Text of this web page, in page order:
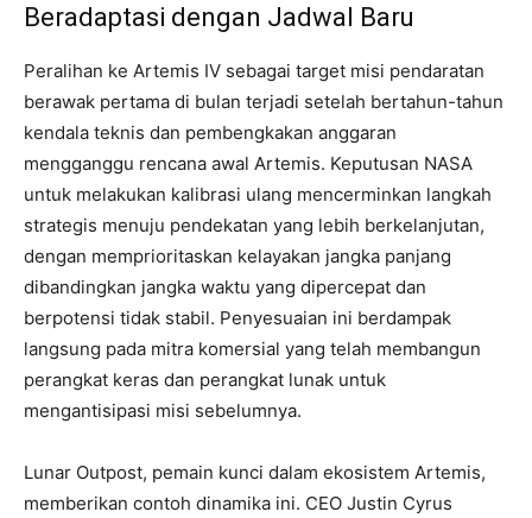
Beradaptasi dengan Jadwal Baru
Peralihan ke Artemis IV sebagai target misi pendaratan
berawak pertama di bulan terjadi setelah bertahun-tahun
kendala teknis dan pembengkakan anggaran
mengganggu rencana awal Artemis. Keputusan NASA
untuk melakukan kalibrasi ulang mencerminkan langkah
strategis menuju pendekatan yang lebih berkelanjutan,
dengan memprioritaskan kelayakan jangka panjang
dibandingkan jangka waktu yang dipercepat dan
berpotensi tidak stabil. Penyesuaian ini berdampak
langsung pada mitra komersial yang telah membangun
perangkat keras dan perangkat lunak untuk
mengantisipasi misi sebelumnya.
Lunar Outpost, pemain kunci dalam ekosistem Artemis,
memberikan contoh dinamika ini. CEO Justin Cyrus